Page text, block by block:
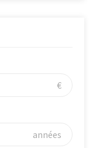
€
années